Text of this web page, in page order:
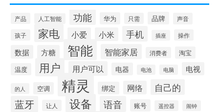
产品 人工智能 功能 华为 只需 品牌 声音
孩子 家电 小爱 小米 手机 插座 操作
数据 方糖 智能 智能家居 消费者
淘宝
温度
用户 用户可以 电器 电池 电脑 电视
的人 空调 精灵 绑定 网络 自己的
蓝牙 让人 设备 语音 账号 遥控器 闹钟